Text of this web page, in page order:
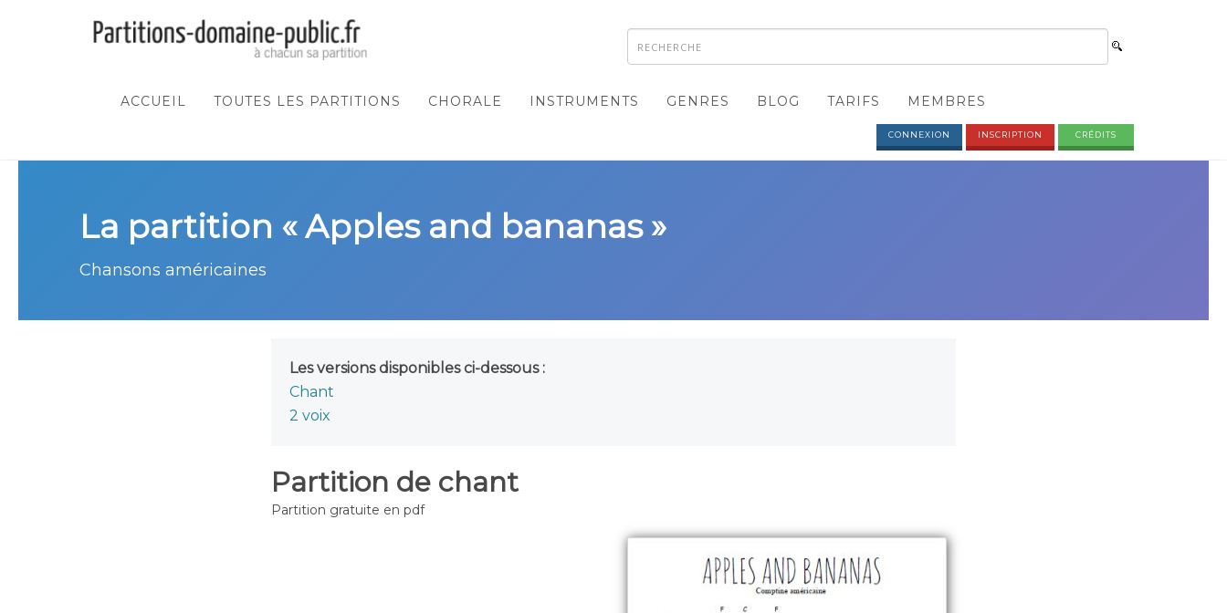
ACCUEIL TOUTES LES PARTITIONS CHORALE INSTRUMENTS GENRES BLOG TARIFS MEMBRES
CONNEXION INSCRIPTION CRÉDITS
La partition « Apples and bananas »
Chansons américaines
Les versions disponibles ci-dessous :
Chant
2 voix
Partition de chant
Partition gratuite en pdf